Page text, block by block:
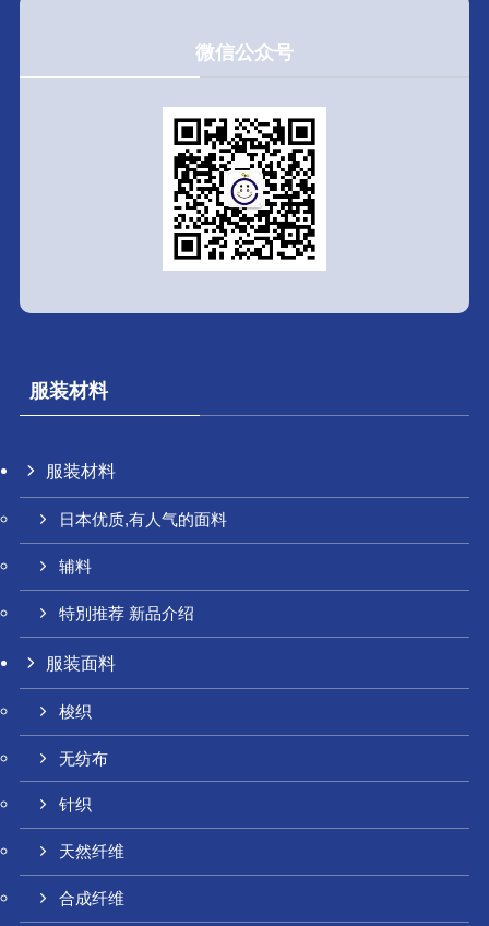
微信公众号
服装材料
服装材料
日本优质,有人气的面料
辅料
特別推荐 新品介绍
服装面料
梭织
无纺布
针织
天然纤维
合成纤维